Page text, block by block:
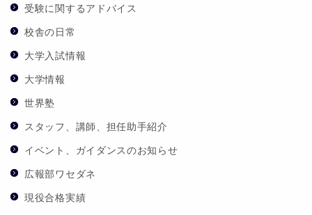
受験に関するアドバイス
校舎の日常
大学入試情報
大学情報
世界塾
スタッフ、講師、担任助手紹介
イベント、ガイダンスのお知らせ
広報部ワセダネ
現役合格実績